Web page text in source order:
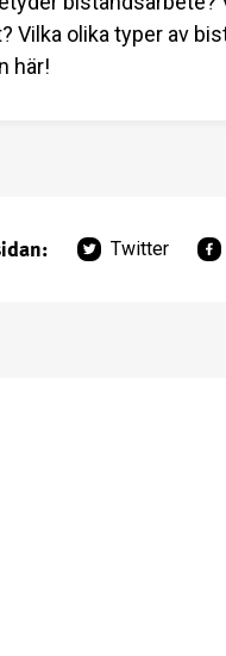
Vilka olika typer av
här!
Twitter